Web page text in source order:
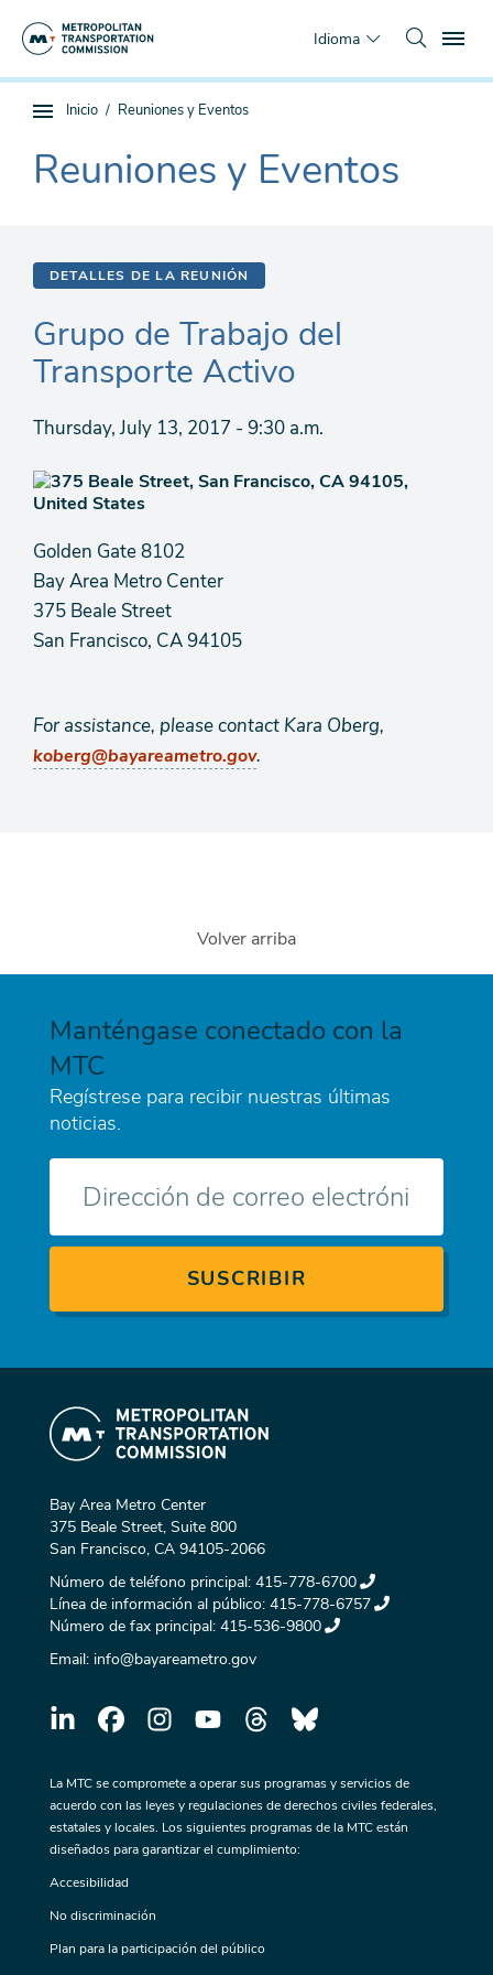
Idioma
Navegación
de
subpágina
Estás
Inicio Reuniones y Eventos
The
current
Reuniones y Eventos
DETALLES DE LA REUNIÓN
Grupo de Trabajo del
Transporte Activo
Thursday, July 13, 2017 - 9:30 a.m.
Golden Gate 8102
Bay Area Metro Center
375 Beale Street
San Francisco, CA 94105
For assistance, please contact Kara Oberg,
koberg@bayareametro.gov.
Volver arriba
Manténgase conectado con la
MTC
Regístrese para recibir nuestras últimas
noticias.
electrónico
Bay Area Metro Center
375 Beale Street, Suite 800
San Francisco, CA 94105-2066
Número de teléfono principal: 415-778-6700
Línea de información al público: 415-778-6757
Número de fax principal: 415-536-9800
Email: info@bayareametro.gov
La MTC se compromete a operar sus programas y servicios de
acuerdo con las leyes y regulaciones de derechos civiles federales,
estatales y locales. Los siguientes programas de la MTC están
diseñados para garantizar el cumplimiento:
Accesibilidad
No discriminación
Plan para la participación del público